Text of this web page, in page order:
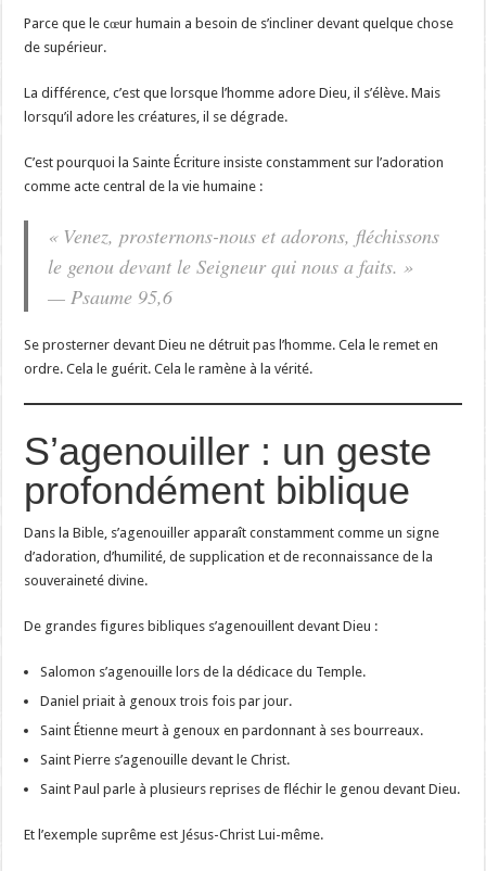
Parce que le cœur humain a besoin de s’incliner devant quelque chose
de supérieur.
La différence, c’est que lorsque l’homme adore Dieu, il s’élève. Mais
lorsqu’il adore les créatures, il se dégrade.
C’est pourquoi la Sainte Écriture insiste constamment sur l’adoration
comme acte central de la vie humaine :
« Venez, prosternons-nous et adorons, fléchissons
le genou devant le Seigneur qui nous a faits. »
— Psaume 95,6
Se prosterner devant Dieu ne détruit pas l’homme. Cela le remet en
ordre. Cela le guérit. Cela le ramène à la vérité.
S’agenouiller : un geste
profondément biblique
Dans la Bible, s’agenouiller apparaît constamment comme un signe
d’adoration, d’humilité, de supplication et de reconnaissance de la
souveraineté divine.
De grandes figures bibliques s’agenouillent devant Dieu :
Salomon s’agenouille lors de la dédicace du Temple.
Daniel priait à genoux trois fois par jour.
Saint Étienne meurt à genoux en pardonnant à ses bourreaux.
Saint Pierre s’agenouille devant le Christ.
Saint Paul parle à plusieurs reprises de fléchir le genou devant Dieu.
Et l’exemple suprême est Jésus-Christ Lui-même.